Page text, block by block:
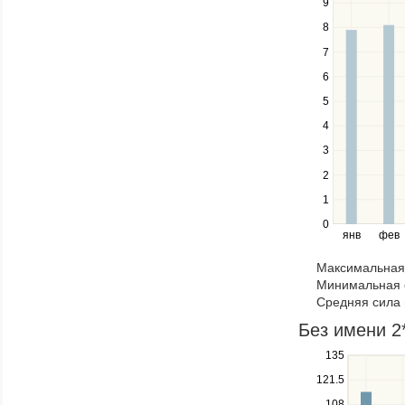
series.
янв фев
0
1
2
3
4
5
6
7
8
and
down
to
navigate
series.
Use
the
and
right
navigate
through
items
a
series.
Минимальная
Средняя сила
Без имени
121.5
135
Use
the